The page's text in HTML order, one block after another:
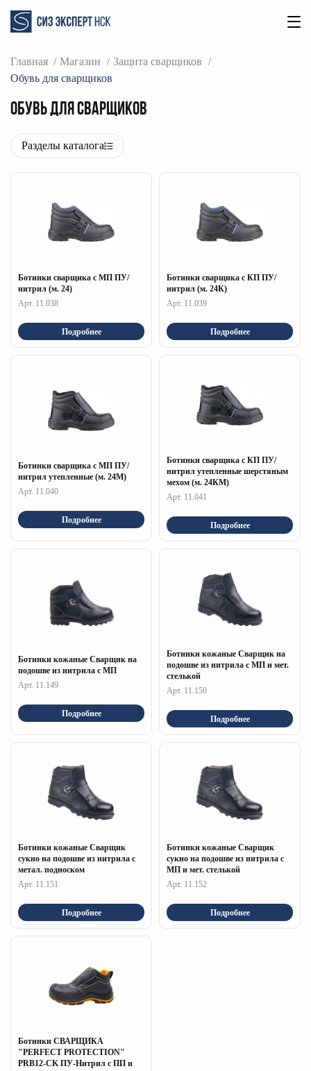
Главная Магазин
Защита сварщиков
Обувь для сварщиков
Обувь для сварщиков
Разделы каталога
Ботинки сварщика с МП ПУ/
нитрил (м. 24)
Арт. 11.038
Подробнее
Ботинки сварщика с КП ПУ/
нитрил (м. 24К)
Арт. 11.039
Подробнее
Ботинки сварщика с МП ПУ/
нитрил утепленные (м. 24М)
Арт. 11.040
Подробнее
Ботинки сварщика с КП ПУ/
нитрил утепленные шерстяным
мехом (м. 24КМ)
Арт. 11.041
Подробнее
Ботинки кожаные Сварщик на
подошве из нитрила с МП
Арт. 11.149
Подробнее
Ботинки кожаные Сварщик на
подошве из нитрила с МП и мет.
стелькой
Арт. 11.150
Подробнее
Ботинки кожаные Сварщик
сукно на подошве из нитрила с
метал. подноском
Арт. 11.151
Подробнее
Ботинки кожаные Сварщик
сукно на подошве из нитрила с
МП и мет. стелькой
Арт. 11.152
Подробнее
Ботинки СВАРЩИКА
"PERFECT PROTECTION"
PRB12-CK ПУ-Нитрил с ПП и